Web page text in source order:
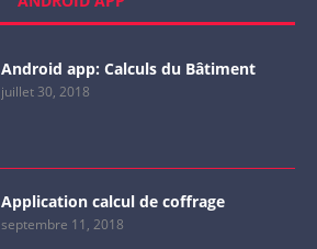
Android app: Calculs du Bâtiment
juillet 30, 2018
Application calcul de coffrage
septembre 11, 2018